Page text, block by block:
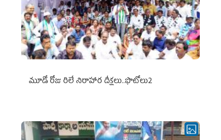
మూడో రోజు రిలే నిరాహార దీక్షలు..ఫొటోలు2